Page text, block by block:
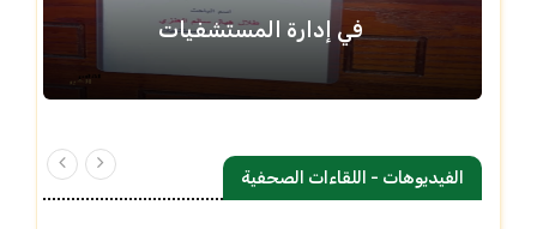
في إدارة المستشفيات
الفيديوهات - اللقاءات الصحفية